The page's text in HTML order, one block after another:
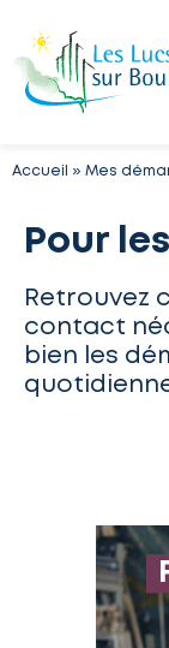
Accueil » Mes
Pour
Retrouvez
contact
bien les